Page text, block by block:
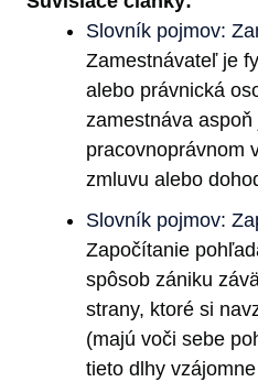
Slovník pojmov:
Zamestnávateľ je
alebo právnická
zamestnáva
pracovnoprávnom
zmluvu alebo
Slovník pojmov:
Započítanie
spôsob zániku
strany, ktoré si
(majú voči sebe
tieto dlhy